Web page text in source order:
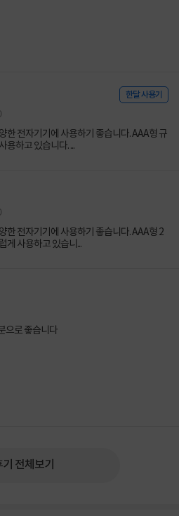
한달 사용기
한 전자기기에 사용하기 좋습니다. AAA형 규
용하고 있습니다. ...
한 전자기기에 사용하기 좋습니다. AAA형 2
게 사용하고 있습니...
유분으로 좋습니다
전체보기